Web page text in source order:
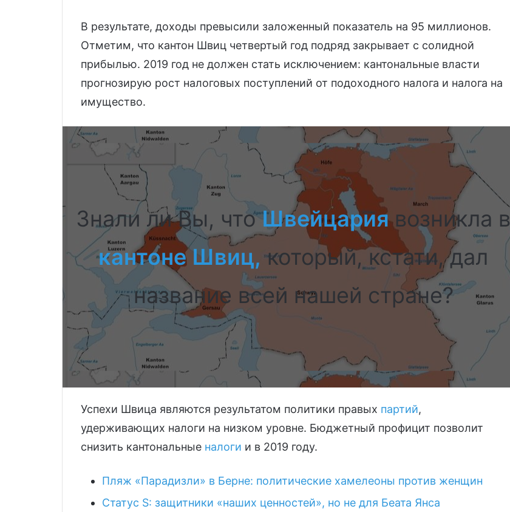
В результате, доходы превысили заложенный показатель на 95 миллионов.
Отметим, что кантон Швиц четвертый год подряд закрывает с солидной
прибылью. 2019 год не должен стать исключением: кантональные власти
прогнозирую рост налоговых поступлений от подоходного налога и налога на
имущество.
Знали ли Вы, чтоШвейцариявозникла в
кантоне Швиц,который, кстати, дал
название всей нашей стране?
Успехи Швица являются результатом политики правых партий,
удерживающих налоги на низком уровне. Бюджетный профицит позволит
снизить кантональные налоги и в 2019 году.
Пляж «Парадизли» в Берне: политические хамелеоны против женщин
Статус S: защитники «наших ценностей», но не для Беата Янса